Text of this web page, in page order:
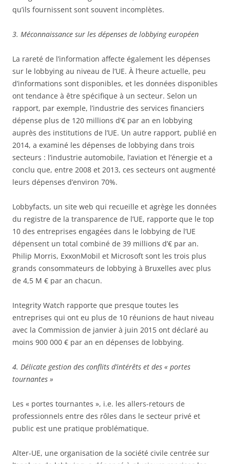
qu’ils fournissent sont souvent incomplètes.
3. Méconnaissance sur les dépenses de lobbying européen
La rareté de l’information affecte également les dépenses
sur le lobbying au niveau de l’UE. À l’heure actuelle, peu
d’informations sont disponibles, et les données disponibles
ont tendance à être spécifique à un secteur. Selon un
rapport, par exemple, l’industrie des services financiers
dépense plus de 120 millions d’€ par an en lobbying
auprès des institutions de l’UE. Un autre rapport, publié en
2014, a examiné les dépenses de lobbying dans trois
secteurs : l’industrie automobile, l’aviation et l’énergie et a
conclu que, entre 2008 et 2013, ces secteurs ont augmenté
leurs dépenses d’environ 70%.
Lobbyfacts, un site web qui recueille et agrège les données
du registre de la transparence de l’UE, rapporte que le top
10 des entreprises engagées dans le lobbying de l’UE
dépensent un total combiné de 39 millions d’€ par an.
Philip Morris, ExxonMobil et Microsoft sont les trois plus
grands consommateurs de lobbying à Bruxelles avec plus
de 4,5 M € par an chacun.
Integrity Watch rapporte que presque toutes les
entreprises qui ont eu plus de 10 réunions de haut niveau
avec la Commission de janvier à juin 2015 ont déclaré au
moins 900 000 € par an en dépenses de lobbying.
4. Délicate gestion des conflits d’intérêts et des « portes
tournantes »
Les « portes tournantes », i.e. les allers-retours de
professionnels entre des rôles dans le secteur privé et
public est une pratique problématique.
Alter-UE, une organisation de la société civile centrée sur